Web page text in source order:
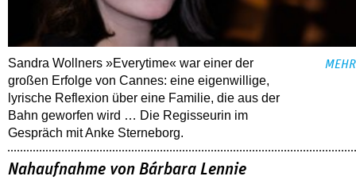
Sandra Wollners »Everytime« war einer der
großen Erfolge von Cannes: eine eigenwillige,
lyrische Reflexion über eine ­Familie, die aus der
Bahn geworfen wird … Die Regisseurin im
Gespräch mit Anke Sterneborg.
MEHR
Nahaufnahme von Bárbara Lennie